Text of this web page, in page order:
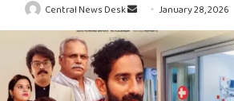
Central News Desk
Send
an
email
January 28, 2026